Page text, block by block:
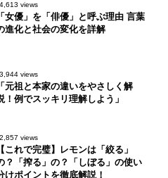
4,613 views
「女優」を「俳優」と呼ぶ理由 言葉
進化と社会の変化を詳解
3,944 views
「元祖と本家の違いをやさしく解
！例でスッキリ理解しよう」
2,857 views
【これで完璧】レモンは「絞る」
？「搾る」の？「しぼる」の使い
けポイントを徹底解説！